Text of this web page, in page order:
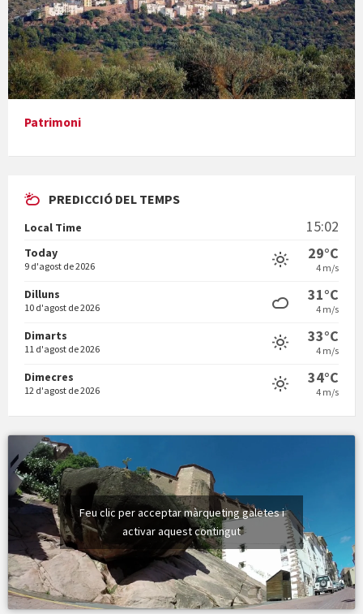
Presentació del llibre &quot;La mare&quot;, d'Emma Zafon
En Bum
Vermuts a la Font. Hit parit
Patrimoni
PREDICCIÓ DEL TEMPS
Local Time 15:02
Today
9 d'agost de 2026
29°C
4 m/s
Dilluns
10 d'agost de 2026
31°C
4 m/s
Dimarts
11 d'agost de 2026
33°C
4 m/s
Dimecres
12 d'agost de 2026
34°C
4 m/s
Feu clic per acceptar màrqueting galetes i
activar aquest contingut